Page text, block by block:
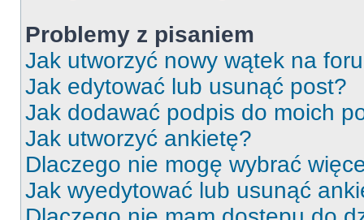
Problemy z pisaniem
Jak utworzyć nowy wątek na
Jak edytować lub usunąć post?
Jak dodawać podpis do moich
Jak utworzyć ankietę?
Dlaczego nie mogę wybrać
Jak wyedytować lub usunąć